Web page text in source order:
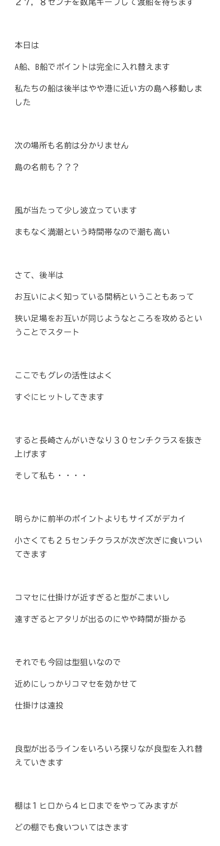
２７，８センチを数尾キープして渡船を待ちます
本日は
A船、B船でポイントは完全に入れ替えます
私たちの船は後半はやや港に近い方の島へ移動しま
した
次の場所も名前は分かりません
島の名前も？？？
風が当たって少し波立っています
まもなく満潮という時間帯なので潮も高い
さて、後半は
お互いによく知っている間柄ということもあって
狭い足場をお互いが同じようなところを攻めるとい
うことでスタート
ここでもグレの活性はよく
すぐにヒットしてきます
すると長崎さんがいきなり３０センチクラスを抜き
上げます
そして私も・・・・
明らかに前半のポイントよりもサイズがデカイ
小さくても２５センチクラスが次ぎ次ぎに食いつい
てきます
コマセに仕掛けが近すぎると型がこまいし
遠すぎるとアタリが出るのにやや時間が掛かる
それでも今回は型狙いなので
近めにしっかりコマセを効かせて
仕掛けは遠投
良型が出るラインをいろいろ探りなが良型を入れ替
えていきます
棚は１ヒロから４ヒロまでをやってみますが
どの棚でも食いついてはきます